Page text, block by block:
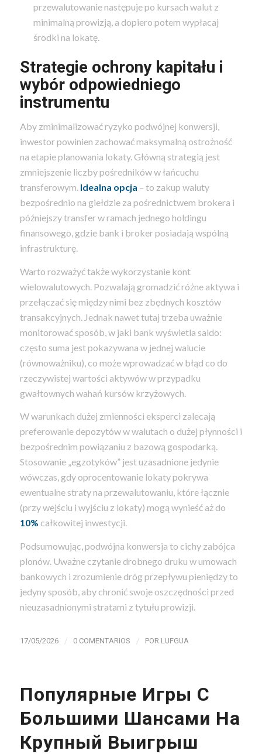
przewalutowanie następuje po kursach walut z
minimalną prowizją, a dopiero potem wypłacaj
środki na lokatę.
Strategie ochrony kapitału i
wybór odpowiedniego
instrumentu
Aby zminimalizować ryzyko podwójnej konwersji,
inwestor powinien zachować maksymalną ostrożność
na etapie planowania lokaty. Główną strategią jest
zmniejszenie liczby pośredników w łańcuchu
transferowym. Idealna opcja – to zakup waluty
bezpośrednio na giełdzie za pośrednictwem brokera i
późniejszy transfer w ramach jednego holdingu
finansowego, gdzie bank i broker posiadają wspólną
infrastrukturę.
Warto rozważyć także wykorzystanie kont
wielowalutowych. Pozwalają gromadzić różne aktywa i
przełączać się między nimi bez zbędnych kosztów
transakcyjnych. Jednak nawet tutaj trzeba uważnie
monitorować sposób, w jaki bank wyświetla saldo:
często suma jest pokazywana w jednej walucie
(równoważniku), co może wprowadzać w błąd co do
rzeczywistej wartości aktywów w przypadku
gwałtownych wahań kursów krzyżowych.
W warunkach dużej zmienności eksperci zalecają
preferowanie depozytów w walutach o dużej płynności i
bezpośrednim powiązaniu z bazową gospodarką.
Stosowanie „egzotyków” jest uzasadnione jedynie
wówczas, gdy oprocentowanie lokaty pokrywa
ewentualne straty na przewalutowaniu, które łącznie
(przy wejściu i wyjściu z lokaty) mogą wynieść aż do
10% całkowitej inwestycji.
Podsumowując, podwójna konwersja to cichy zabójca
plonów. Uważne czytanie drobnego druku w umowach
bankowych i zrozumienie dróg przepływu pieniędzy to
jedyny sposób, aby chronić swoje oszczędności przed
nieuzasadnionymi stratami z tytułu prowizji.
17/05/2026 / 0 COMENTARIOS / POR LUFGUA
Популярные Игры С
Большими Шансами На
Крупный Выигрыш